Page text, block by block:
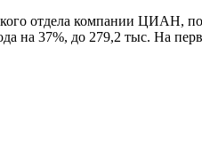
отдела компании ЦИАН, по
на 37%, до 279,2 тыс. На